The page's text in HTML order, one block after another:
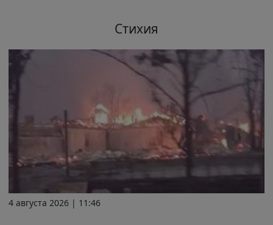
Стихия
4 августа 2026 | 11:46